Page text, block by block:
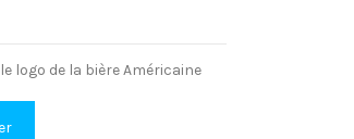
de la bière Américaine